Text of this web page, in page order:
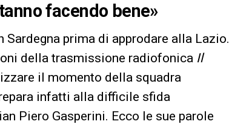
facendo bene»
prima di approdare alla Lazio.
della trasmissione radiofonica Il
il momento della squadra
infatti alla difficile sfida
Piero Gasperini. Ecco le sue parole